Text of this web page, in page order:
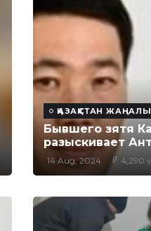
ҚАЗАҚСТАН
Бывшего зятя
разыскивает
14 Aug, 2024 4,290